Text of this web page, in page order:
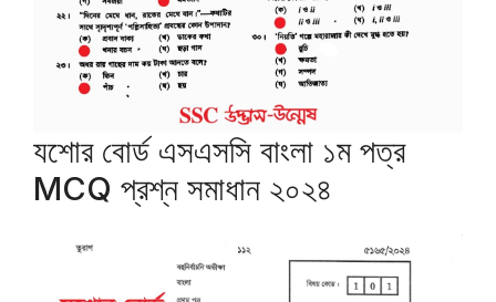
যশোর বোর্ড এসএসসি বাংলা ১ম পত্র
MCQ প্রশ্ন সমাধান ২০২৪